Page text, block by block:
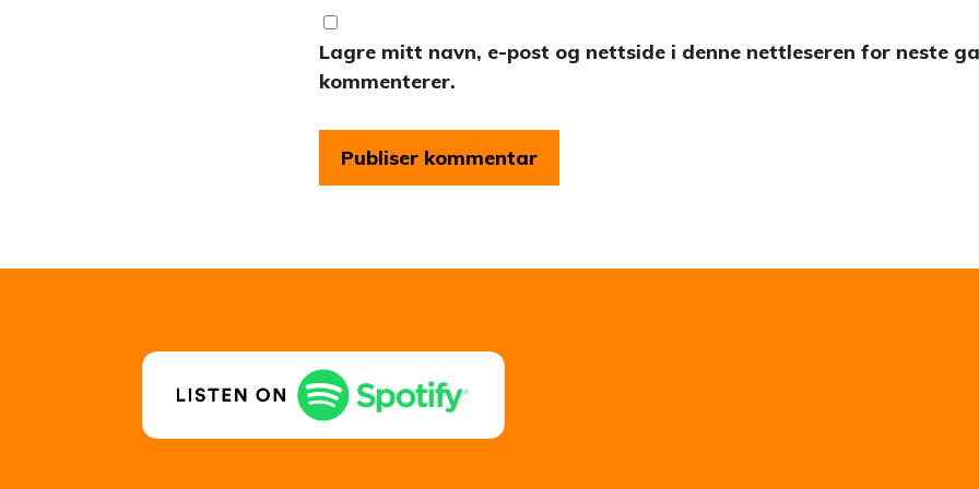
Lagre mitt navn, e-post og nettside i denne nettleseren for neste
kommenterer.